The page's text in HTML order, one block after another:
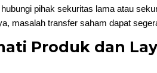
pihak sekuritas lama atau
masalah transfer saham dapat
Produk dan